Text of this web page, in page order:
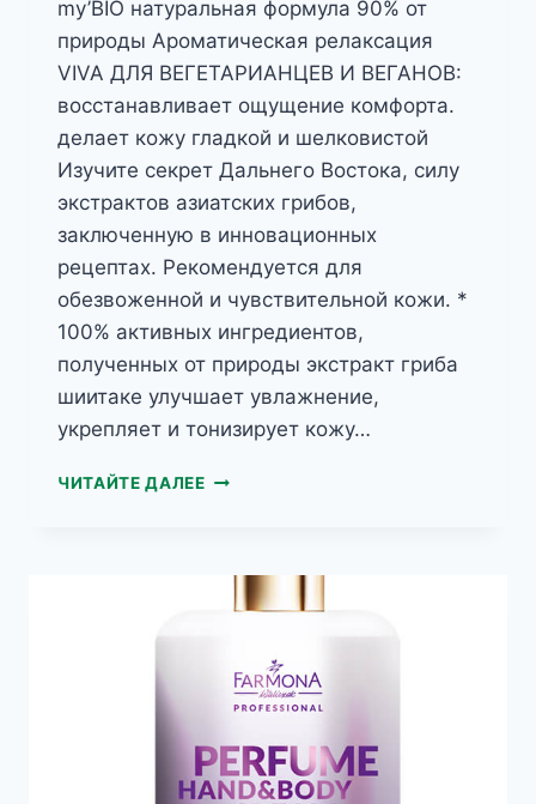
my’BIO натуральная формула 90% от
природы Ароматическая релаксация
VIVA ДЛЯ ВЕГЕТАРИАНЦЕВ И ВЕГАНОВ:
восстанавливает ощущение комфорта.
делает кожу гладкой и шелковистой
Изучите секрет Дальнего Востока, силу
экстрактов азиатских грибов,
заключенную в инновационных
рецептах. Рекомендуется для
обезвоженной и чувствительной кожи. *
100% активных ингредиентов,
полученных от природы экстракт гриба
шиитаке улучшает увлажнение,
укрепляет и тонизирует кожу…
ЧИТАЙТЕ ДАЛЕЕMY’BIO
УСПОКАИВАЮЩИЙ
БИО-
ТЕЛА